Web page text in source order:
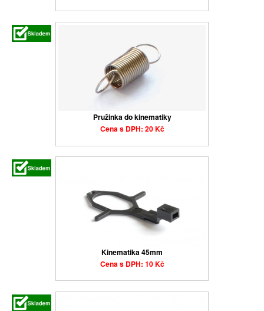
Pružinka do kinematiky
Cena s DPH: 20 Kč
Kinematika 45mm
Cena s DPH: 10 Kč